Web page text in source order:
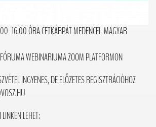
16.00 ÓRA CETKÁRPÁT MEDENCEI -MAGYAR
WEBINARIUMA ZOOM PLATFORMON
INGYENES, DE ELŐZETES REGISZTRÁCIÓHOZ
LEHET: